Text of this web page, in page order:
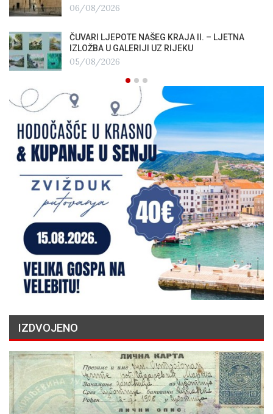
06/08/2026
ČUVARI LJEPOTE NAŠEG KRAJA II. – LJETNA
IZLOŽBA U GALERIJI UZ RIJEKU
05/08/2026
IZDVOJENO